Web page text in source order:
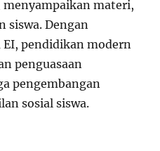
menyampaikan materi,
siswa. Dengan
pendidikan modern
penguasaan
pengembangan
sosial siswa.